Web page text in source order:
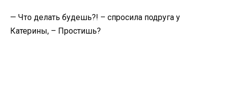
— Что делать будешь?! – спросила подруга у
Катерины, – Простишь?